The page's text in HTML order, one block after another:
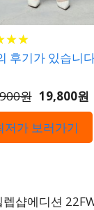
★★
★★
후기가 있습니
원 19,800원
저가 보러가기
샵에디션